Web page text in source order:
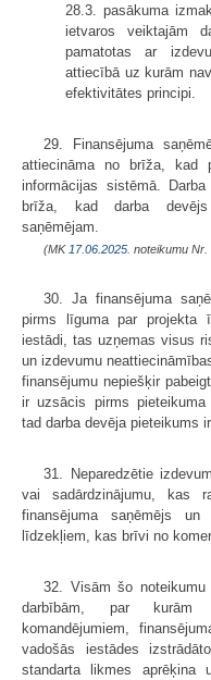
28.3. pasākuma
ietvaros veiktajām
pamatotas ar
attiecībā uz kurām
efektivitātes principi.
29. Finansējuma
attiecināma no brīža, kad
informācijas sistēmā.
brīža, kad darba devējs
saņēmējam.
(MK 17.06.2025. noteikumu Nr.
30. Ja finansējuma
pirms līguma par projekta
iestādi, tas uzņemas visus
un izdevumu
finansējumu nepiešķir
ir uzsācis pirms pieteikuma
tad darba devēja pieteikums ir
31. Neparedzētie
vai sadārdzinājumu, kas
finansējuma saņēmējs
līdzekļiem, kas brīvi no
32. Visām šo noteikumu
darbībām, par kurām
komandējumiem,
vadošās iestādes
standarta likmes aprēķina